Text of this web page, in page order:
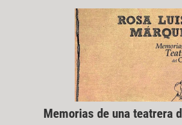
Memorias de una teatrera